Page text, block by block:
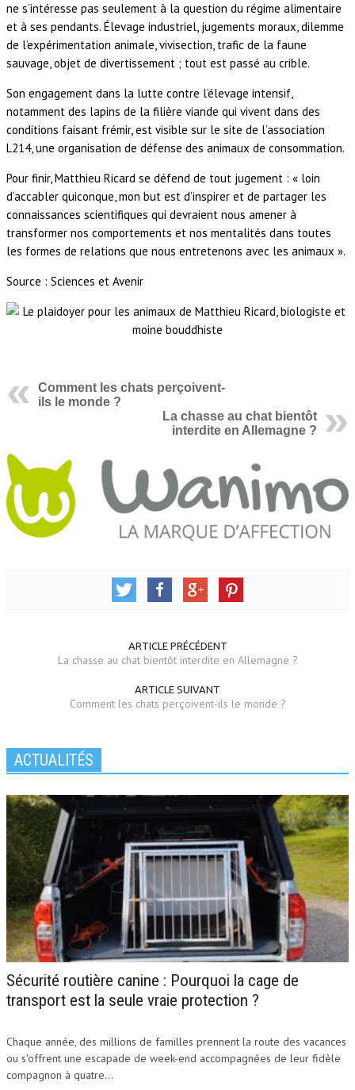
ne s’intéresse pas seulement à la question du régime alimentaire
et à ses pendants. Élevage industriel, jugements moraux, dilemme
de l’expérimentation animale, vivisection, trafic de la faune
sauvage, objet de divertissement ; tout est passé au crible.
Son engagement dans la lutte contre l’élevage intensif,
notamment des lapins de la filière viande qui vivent dans des
conditions faisant frémir, est visible sur le site de l’association
L214, une organisation de défense des animaux de consommation.
Pour finir, Matthieu Ricard se défend de tout jugement : « loin
d’accabler quiconque, mon but est d’inspirer et de partager les
connaissances scientifiques qui devraient nous amener à
transformer nos comportements et nos mentalités dans toutes
les formes de relations que nous entretenons avec les animaux ».
Source : Sciences et Avenir
Comment les chats perçoivent-
ils le monde ?
La chasse au chat bientôt
interdite en Allemagne ?
ARTICLE PRÉCÉDENT
La chasse au chat bientôt interdite en Allemagne ?
ARTICLE SUIVANT
Comment les chats perçoivent-ils le monde ?
ACTUALITÉS
Sécurité routière canine : Pourquoi la cage de
transport est la seule vraie protection ?
Chaque année, des millions de familles prennent la route des vacances
ou s'offrent une escapade de week-end accompagnées de leur fidèle
compagnon à quatre...